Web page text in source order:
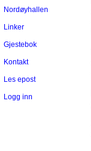
Nordøyhallen
Linker
Gjestebok
Kontakt
Les epost
Logg inn